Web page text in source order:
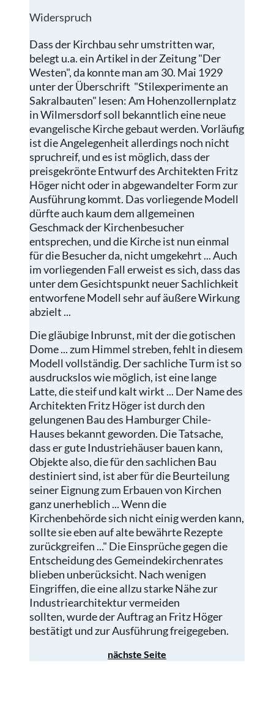
Widerspruch
Dass der Kirchbau sehr umstritten war,
belegt u.a. ein Artikel in der Zeitung "Der
Westen", da konnte man am 30. Mai 1929
unter der Überschrift "Stilexperimente an
Sakralbauten" lesen: Am Hohenzollernplatz
in Wilmersdorf soll bekanntlich eine neue
evangelische Kirche gebaut werden. Vorläufig
ist die Angelegenheit allerdings noch nicht
spruchreif, und es ist möglich, dass der
preisgekrönte Entwurf des Architekten Fritz
Höger nicht oder in abgewandelter Form zur
Ausführung kommt. Das vorliegende Modell
dürfte auch kaum dem allgemeinen
Geschmack der Kirchenbesucher
entsprechen, und die Kirche ist nun einmal
für die Besucher da, nicht umgekehrt ... Auch
im vorliegenden Fall erweist es sich, dass das
unter dem Gesichtspunkt neuer Sachlichkeit
entworfene Modell sehr auf äußere Wirkung
abzielt ...
Die gläubige Inbrunst, mit der die gotischen
Dome ... zum Himmel streben, fehlt in diesem
Modell vollständig. Der sachliche Turm ist so
ausdruckslos wie möglich, ist eine lange
Latte, die steif und kalt wirkt ... Der Name des
Architekten Fritz Höger ist durch den
gelungenen Bau des Hamburger Chile-
Hauses bekannt geworden. Die Tatsache,
dass er gute Industriehäuser bauen kann,
Objekte also, die für den sachlichen Bau
destiniert sind, ist aber für die Beurteilung
seiner Eignung zum Erbauen von Kirchen
ganz unerheblich ... Wenn die
Kirchenbehörde sich nicht einig werden kann,
sollte sie eben auf alte bewährte Rezepte
zurückgreifen ..." Die Einsprüche gegen die
Entscheidung des Gemeindekirchenrates
blieben unberücksicht. Nach wenigen
Eingriffen, die eine allzu starke Nähe zur
Industriearchitektur vermeiden
sollten, wurde der Auftrag an Fritz Höger
bestätigt und zur Ausführung freigegeben.
nächste Seite